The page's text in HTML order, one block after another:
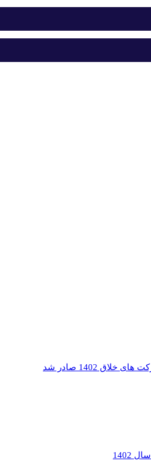
صادر شد